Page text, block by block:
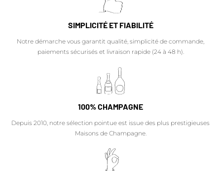
SIMPLICITÉ ET FIABILITÉ
Notre démarche vous garantit qualité, simplicité de commande,
paiements sécurisés et livraison rapide (24 à 48 h).
100% CHAMPAGNE
Depuis 2010, notre sélection pointue est issue des plus prestigieuses
Maisons de Champagne.